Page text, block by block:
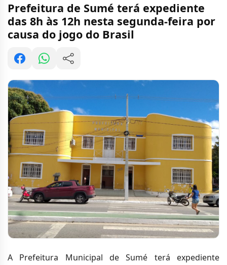
Prefeitura de Sumé terá expediente
das 8h às 12h nesta segunda-feira por
causa do jogo do Brasil
A Prefeitura Municipal de Sumé terá expediente